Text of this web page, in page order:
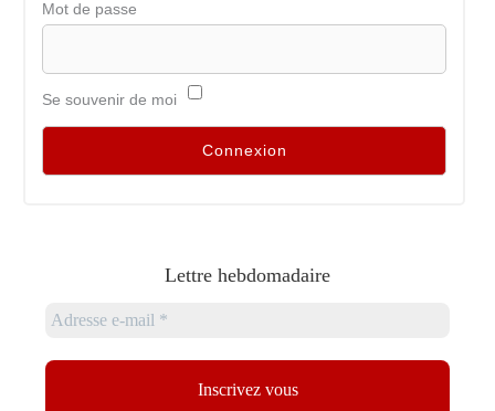
Mot de passe
Se souvenir de moi
Lettre hebdomadaire